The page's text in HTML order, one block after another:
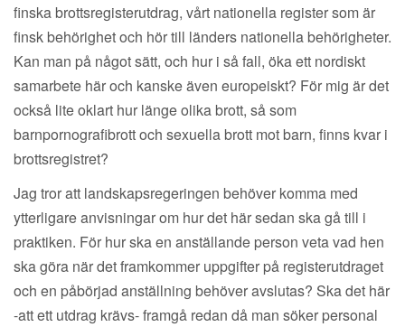
finska brottsregisterutdrag, vårt nationella register som är
finsk behörighet och hör till länders nationella behörigheter.
Kan man på något sätt, och hur i så fall, öka ett nordiskt
samarbete här och kanske även europeiskt? För mig är det
också lite oklart hur länge olika brott, så som
barnpornografibrott och sexuella brott mot barn, finns kvar i
brottsregistret?
Jag tror att landskapsregeringen behöver komma med
ytterligare anvisningar om hur det här sedan ska gå till i
praktiken. För hur ska en anställande person veta vad hen
ska göra när det framkommer uppgifter på registerutdraget
och en påbörjad anställning behöver avslutas? Ska det här
-att ett utdrag krävs- framgå redan då man söker personal